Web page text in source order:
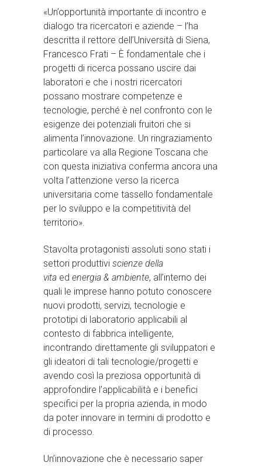
«Un’opportunità importante di incontro e
dialogo tra ricercatori e aziende – l’ha
descritta il rettore dell’Università di Siena,
Francesco Frati – È fondamentale che i
progetti di ricerca possano uscire dai
laboratori e che i nostri ricercatori
possano mostrare competenze e
tecnologie, perché è nel confronto con le
esigenze dei potenziali fruitori che si
alimenta l’innovazione. Un ringraziamento
particolare va alla Regione Toscana che
con questa iniziativa conferma ancora una
volta l’attenzione verso la ricerca
universitaria come tassello fondamentale
per lo sviluppo e la competitività del
territorio».
Stavolta protagonisti assoluti sono stati i
settori produttivi scienze della
vita ed energia & ambiente, all’interno dei
quali le imprese hanno potuto conoscere
nuovi prodotti, servizi, tecnologie e
prototipi di laboratorio applicabili al
contesto di fabbrica intelligente,
incontrando direttamente gli sviluppatori e
gli ideatori di tali tecnologie/progetti e
avendo così la preziosa opportunità di
approfondire l’applicabilità e i benefici
specifici per la propria azienda, in modo
da poter innovare in termini di prodotto e
di processo.
Un’innovazione che è necessario saper